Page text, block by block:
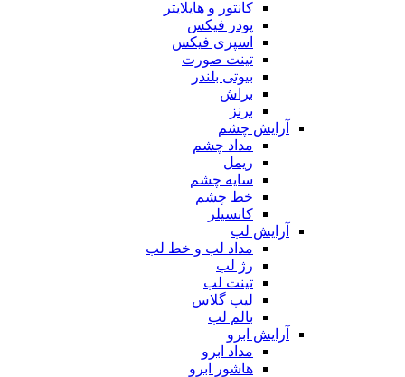
کانتور و هایلایتر
پودر فیکس
اسپری فیکس
تینت صورت
بیوتی بلندر
براش
برنز
آرایش چشم
مداد چشم
ریمل
سایه چشم
خط چشم
کانسیلر
آرایش لب
مداد لب و خط لب
رژ لب
تینت لب
لیپ گلاس
بالم لب
آرایش ابرو
مداد ابرو
هاشور ابرو